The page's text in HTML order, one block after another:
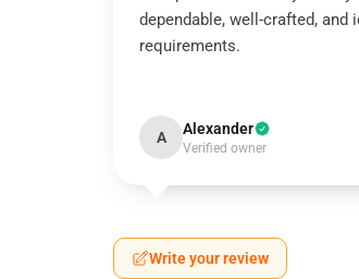
dependable, well-crafted, and
requirements.
A Alexander
Verified owner
Write your review